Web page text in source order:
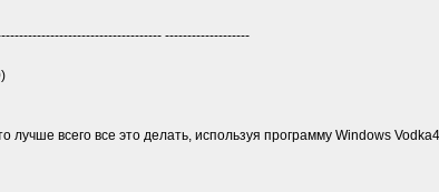
-------------------
лучше всего все это делать, используя программу Windows